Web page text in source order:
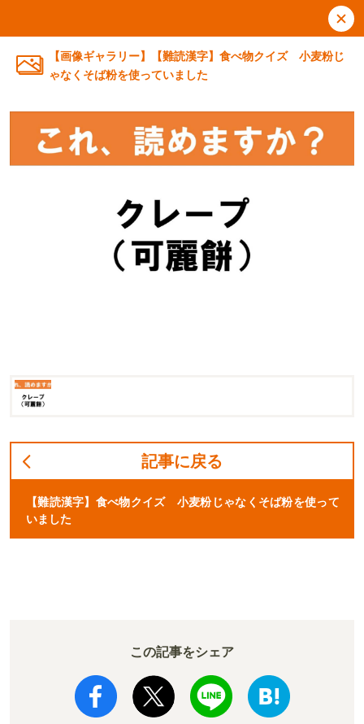
【画像ギャラリー】【難読漢字】食べ物クイズ 小麦粉じ
ゃなくそば粉を使っていました
記事に戻る
【難読漢字】食べ物クイズ 小麦粉じゃなくそば粉を使って
いました
この記事をシェア